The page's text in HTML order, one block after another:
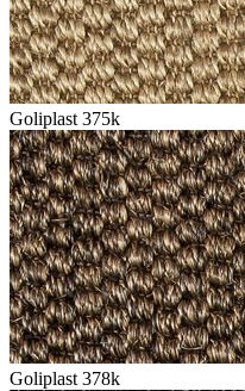
Goliplast 375k
Goliplast 378k